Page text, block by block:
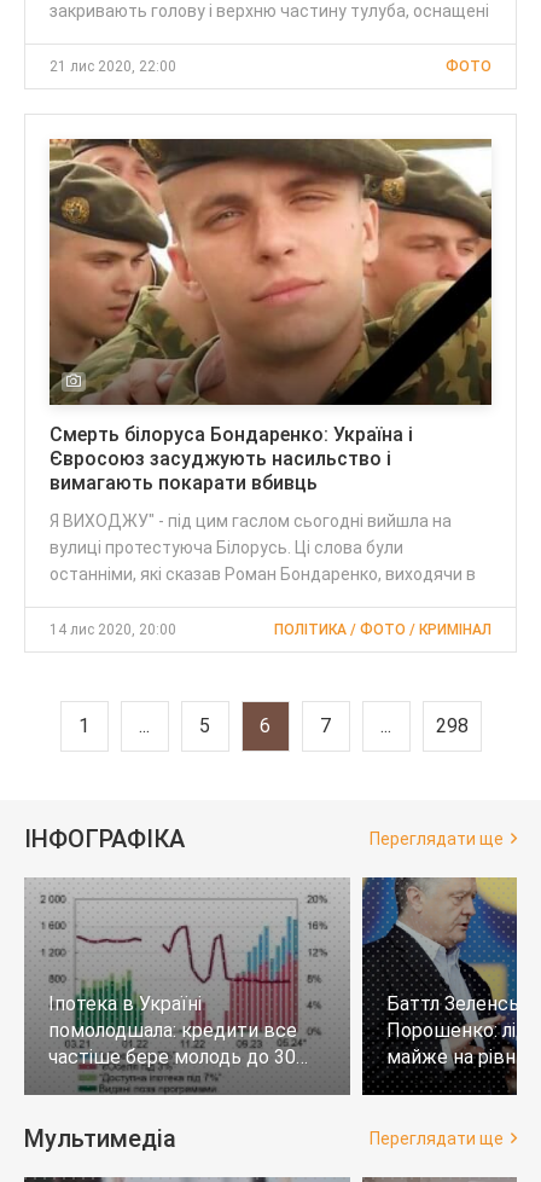
закривають голову і верхню частину тулуба, оснащені
21 лис 2020, 22:00 ФОТО
Смерть білоруса Бондаренко: Україна і
Євросоюз засуджують насильство і
вимагають покарати вбивць
Я ВИХОДЖУ" - під цим гаслом сьогодні вийшла на
вулиці протестуюча Білорусь. Ці слова були
останніми, які сказав Роман Бондаренко, виходячи в
14 лис 2020, 20:00 ПОЛІТИКА / ФОТО / КРИМІНАЛ
1 ... 5 6 7 ... 298
ІНФОГРАФІКА Переглядати ще
Іпотека в Україні
помолодшала: кредити все
частіше бере молодь до 30
років
Баттл
Порошенко:
майже на
тих, хто не
Мультимедіа Переглядати ще